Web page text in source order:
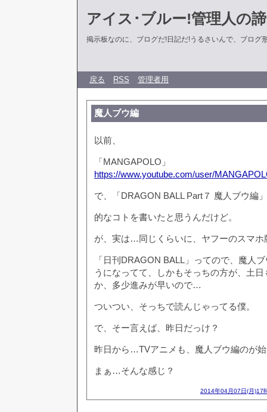
アイス･ブルー!管理人の
掲示板なのに、ブログだ!日記だ!うるさいんで、ブログ
戻る RSS 管理者用
魔人ブウ編
以前、
「MANGAPOLO」
https://www.youtube.com/user/
で、「DRAGON BALL Part７ 魔人ブウ編
的なコトを書いたと思うんだけど。
が、実は…同じくらいに、ヤフーのスマホ
「日刊DRAGON BALL」ってので、魔人
うになってて、しかもそっちの方が、土
か、多少進みが早いので…
ついつい、そっちで読んじゃってる僕。
で、そー言えば、昨日だっけ？
昨日から…TVアニメも、魔人ブウ編のが
まぁ…そんな感じ？
2014年04月07日(月)17